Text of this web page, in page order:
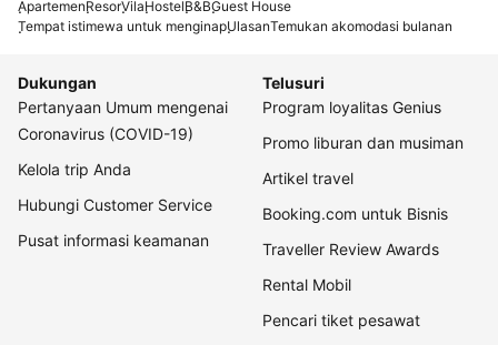
ApartemenResorVilaHostelB&BGuest House
Tempat istimewa untuk menginapUlasanTemukan akomodasi bulanan
Dukungan
Pertanyaan Umum mengenai
Coronavirus (COVID-19)
Kelola trip Anda
Hubungi Customer Service
Pusat informasi keamanan
Telusuri
Program loyalitas Genius
Promo liburan dan musiman
Artikel travel
Booking.com untuk Bisnis
Traveller Review Awards
Rental Mobil
Pencari tiket pesawat